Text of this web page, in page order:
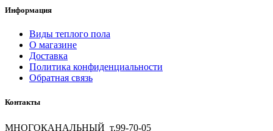
Информация
Виды теплого пола
О магазине
Доставка
Политика конфиденциальности
Обратная связь
Контакты
МНОГОКАНАЛЬНЫЙ т.99-70-05